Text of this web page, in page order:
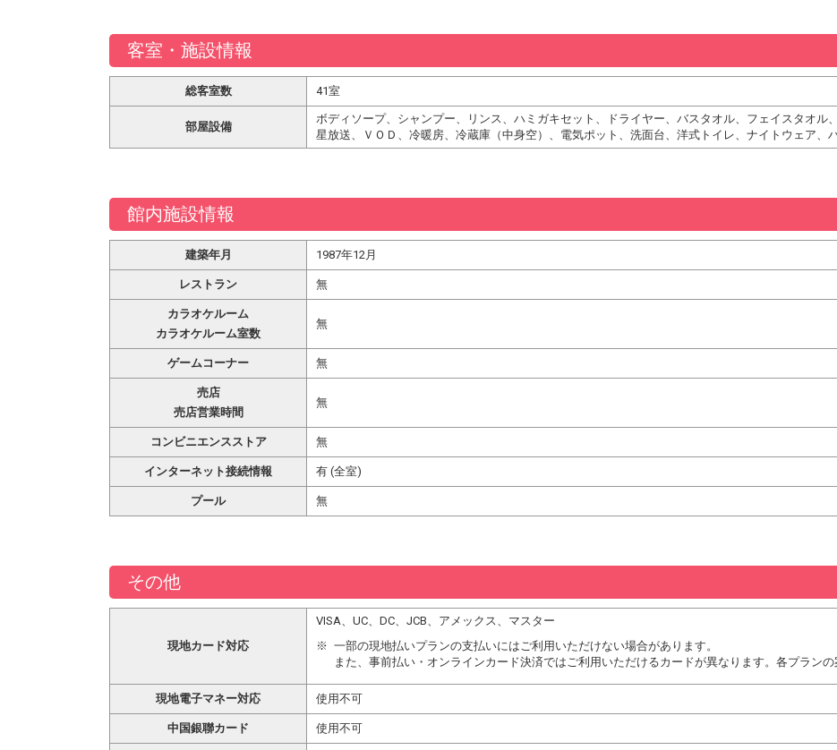
客室・施設情報
総客室数 41室
部屋設備
ボディソープ、シャンプー、リンス、ハミガキセット、ドライヤー、バスタオル、フェイスタオル
星放送、ＶＯＤ、冷暖房、冷蔵庫（中身空）、電気ポット、洗面台、洋式トイレ、ナイトウェア、
館内施設情報
建築年月 1987年12月
レストラン 無
カラオケルーム
カラオケルーム室数
無
ゲームコーナー 無
売店
売店営業時間
無
コンビニエンスストア 無
インターネット接続情報 有 (全室)
プール 無
その他
現地カード対応
VISA、UC、DC、JCB、アメックス、マスター
一部の現地払いプランの支払いにはご利用いただけない場合があります。
また、事前払い・オンラインカード決済ではご利用いただけるカードが異なります。各プランの
現地電子マネー対応 使用不可
中国銀聯カード 使用不可